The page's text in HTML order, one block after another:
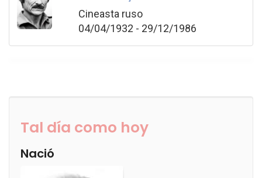
Cineasta ruso
04/04/1932 - 29/12/1986
Tal día como hoy
Nació